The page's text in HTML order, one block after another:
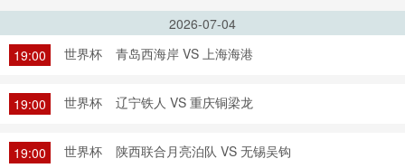
2026-07-04
19:00
世界杯 青岛西海岸 VS 上海海港
19:00 世界杯 辽宁铁人 VS 重庆铜梁龙
19:00 世界杯 陕西联合月亮泊队 VS 无锡吴钩